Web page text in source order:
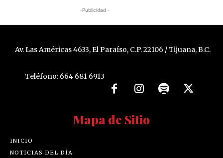
-Publicidad -
Av. Las Américas 4633, El Paraíso, C.P. 22106 / Tijuana, B.C.
Teléfono: 664 681 6913
Mapa de Sitio
INICIO
NOTICIAS DEL DÍA